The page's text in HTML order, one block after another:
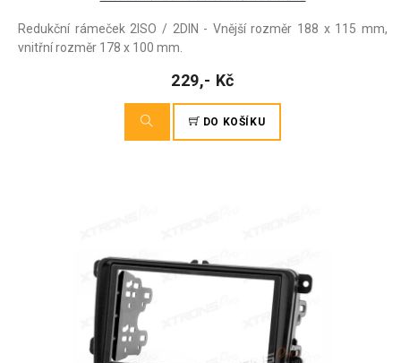
Redukční rámeček 2ISO / 2DIN - Vnější rozměr 188 x 115 mm,
vnitřní rozměr 178 x 100 mm.
229,- Kč
DO KOŠÍKU